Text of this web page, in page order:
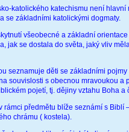
katolického katechismu není hlavní
se základními katolickými dogmaty.
všeobecné a základní orientace
jak se dostala do světa, jaký vliv
děti se základními pojmy
souvislosti s obecnou mravoukou a
pojetí, tj. dějiny vztahu Boha a
předmětu blíže seznámí s Biblí –
chrámu ( kostela).